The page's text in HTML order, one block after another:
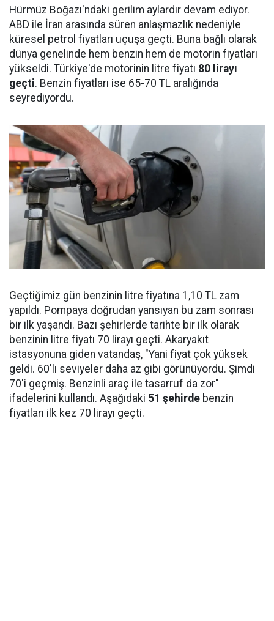
Hürmüz Boğazı'ndaki gerilim aylardır devam ediyor.
ABD ile İran arasında süren anlaşmazlık nedeniyle
küresel petrol fiyatları uçuşa geçti. Buna bağlı olarak
dünya genelinde hem benzin hem de motorin fiyatları
yükseldi. Türkiye'de motorinin litre fiyatı 80 lirayı
geçti. Benzin fiyatları ise 65-70 TL aralığında
seyrediyordu.
Geçtiğimiz gün benzinin litre fiyatına 1,10 TL zam
yapıldı. Pompaya doğrudan yansıyan bu zam sonrası
bir ilk yaşandı. Bazı şehirlerde tarihte bir ilk olarak
benzinin litre fiyatı 70 lirayı geçti. Akaryakıt
istasyonuna giden vatandaş, "Yani fiyat çok yüksek
geldi. 60'lı seviyeler daha az gibi görünüyordu. Şimdi
70'i geçmiş. Benzinli araç ile tasarruf da zor"
ifadelerini kullandı. Aşağıdaki 51 şehirde benzin
fiyatları ilk kez 70 lirayı geçti.